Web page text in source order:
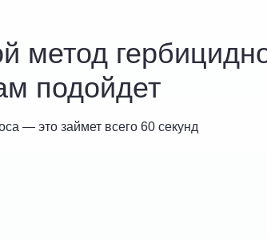
метод
подойдет
— это займет всего 60 секунд